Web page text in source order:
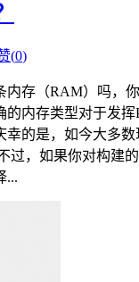
(0)
内存（RAM）吗，
的内存类型对于发挥
幸的是，如今大多
过，如果你对构建
...